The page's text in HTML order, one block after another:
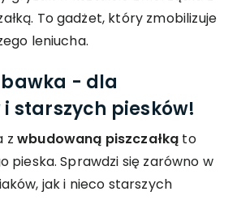
To gadżet, który zmobilizuje
leniucha.
- dla
starszych piesków!
zwbudowaną piszczałką to
pieska. Sprawdzi się zarówno w
jak i nieco starszych